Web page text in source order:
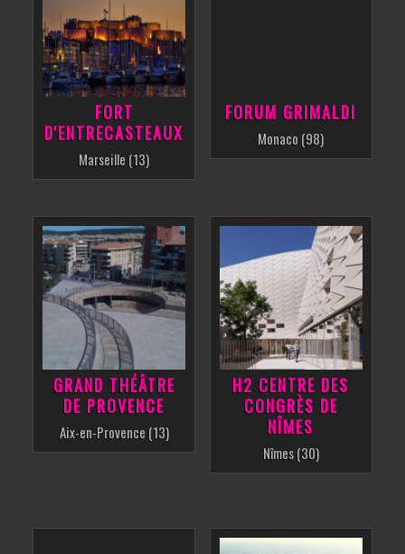
FORT
D'ENTRECASTEAUX
Marseille (13)
FORUM GRIMALDI
Monaco (98)
GRAND THÉÂTRE
DE PROVENCE
Aix-en-Provence (13)
H2 CENTRE DES
CONGRÈS DE
NÎMES
Nîmes (30)